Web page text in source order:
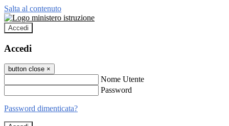
Salta al contenuto
Accedi
Accedi
button close ×
Nome Utente
Password
Password dimenticata?